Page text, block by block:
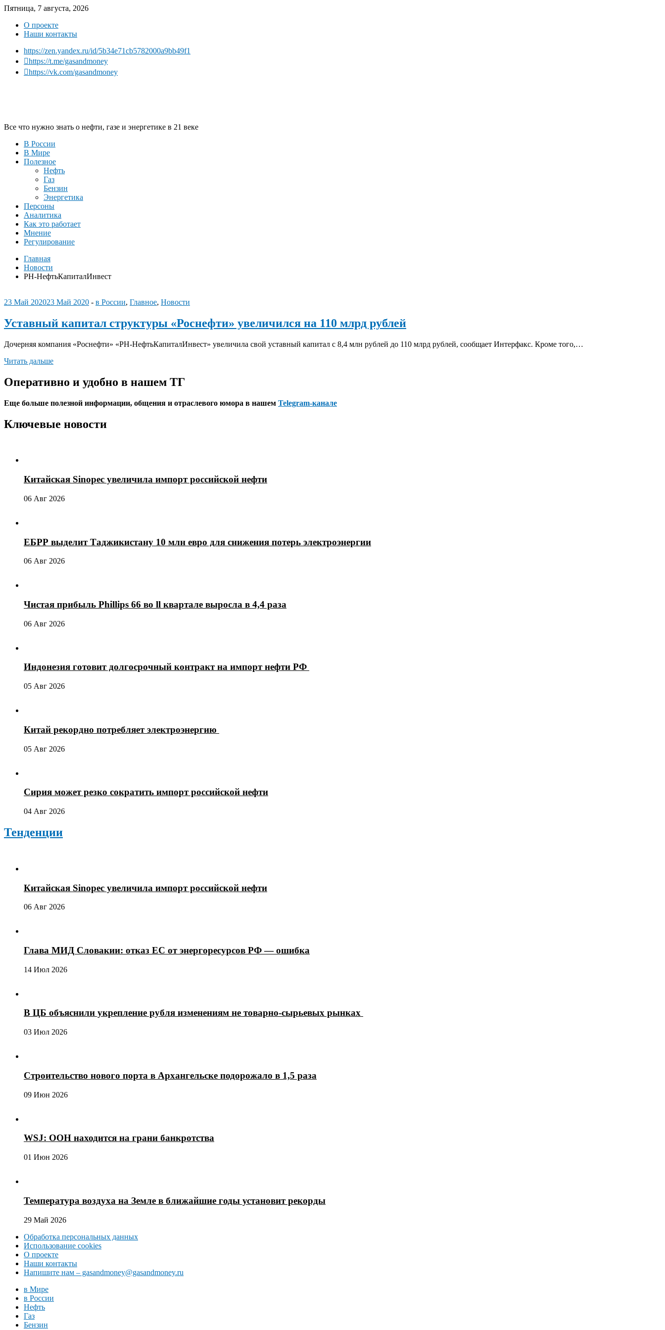
Пятница, 7 августа, 2026
О проекте
Наши контакты
https://zen.yandex.ru/id/5b34e71cb5782000a9bb49f1
https://t.me/gasandmoney
https://vk.com/gasandmoney
Все что нужно знать о нефти, газе и энергетике в 21 веке
В России
В Мире
Полезное
Нефть
Газ
Бензин
Энергетика
Персоны
Аналитика
Как это работает
Мнение
Регулирование
Главная
Новости
РН-НефтьКапиталИнвест
23 Май 202023 Май 2020 - в России, Главное, Новости
Уставный капитал структуры «Роснефти» увеличился на 110 млрд рублей
Дочерняя компания «Роснефти» «РН-НефтьКапиталИнвест» увеличила свой уставный капитал с 8,4 млн рублей до 110 млрд рублей, сообщает Интерфакс. Кроме того,…
Читать дальше
Оперативно и удобно в нашем ТГ
Еще больше полезной информации, общения и отраслевого юмора в нашем Telegram-канале
Ключевые новости
Китайская Sinopec увеличила импорт российской нефти
06 Авг 2026
ЕБРР выделит Таджикистану 10 млн евро для снижения потерь электроэнергии
06 Авг 2026
Чистая прибыль Phillips 66 во ll квартале выросла в 4,4 раза
06 Авг 2026
Индонезия готовит долгосрочный контракт на импорт нефти РФ
05 Авг 2026
Китай рекордно потребляет электроэнергию
05 Авг 2026
Сирия может резко сократить импорт российской нефти
04 Авг 2026
Тенденции
Китайская Sinopec увеличила импорт российской нефти
06 Авг 2026
Глава МИД Словакии: отказ ЕС от энергоресурсов РФ — ошибка
14 Июл 2026
В ЦБ объяснили укрепление рубля изменениям не товарно-сырьевых рынках
03 Июл 2026
Строительство нового порта в Архангельске подорожало в 1,5 раза
09 Июн 2026
WSJ: ООН находится на грани банкротства
01 Июн 2026
Температура воздуха на Земле в ближайшие годы установит рекорды
29 Май 2026
Обработка персональных данных
Использование cookies
О проекте
Наши контакты
Напишите нам – gasandmoney@gasandmoney.ru
в Мире
в России
Нефть
Газ
Бензин